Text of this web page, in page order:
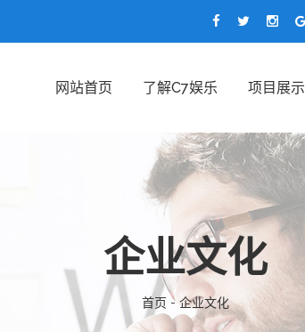
网站首页 了解c7娱乐 项目展示
企业文化
首页 - 企业文化